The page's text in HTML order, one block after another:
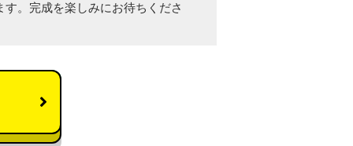
。完成を楽しみにお待ちくださ